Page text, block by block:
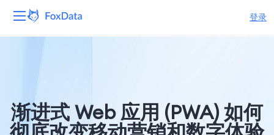
登录
解决方案
渐进式 Web 应用 (PWA) 如何